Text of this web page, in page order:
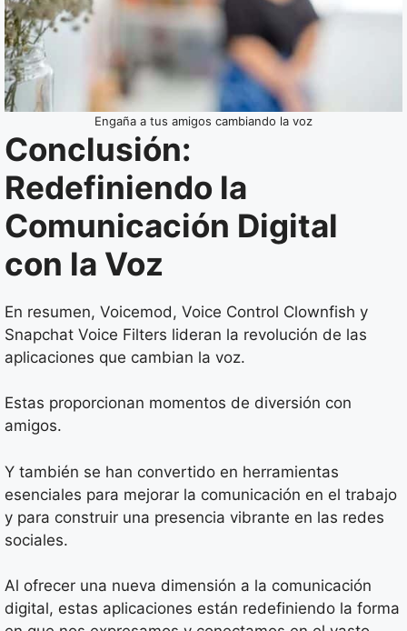
Engaña a tus amigos cambiando la voz
Conclusión:
Redefiniendo la
Comunicación Digital
con la Voz
En resumen, Voicemod, Voice Control Clownfish y
Snapchat Voice Filters lideran la revolución de las
aplicaciones que cambian la voz.
Estas proporcionan momentos de diversión con
amigos.
Y también se han convertido en herramientas
esenciales para mejorar la comunicación en el trabajo
y para construir una presencia vibrante en las redes
sociales.
Al ofrecer una nueva dimensión a la comunicación
digital, estas aplicaciones están redefiniendo la forma